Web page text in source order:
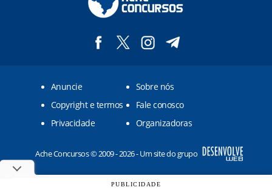
Anuncie
Sobre nós
Copyright e termos
Fale conosco
Privacidade
Organizadoras
Ache Concursos © 2009 - 2026 - Um site do grupo
PUBLICIDADE